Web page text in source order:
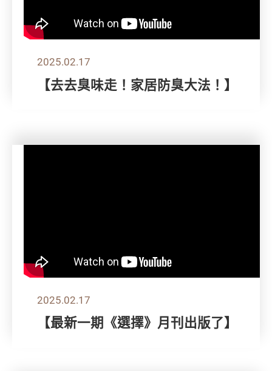
2025.02.17
【去去臭味走！家居防臭大法！】
2025.02.17
【最新一期《選擇》月刊出版了】